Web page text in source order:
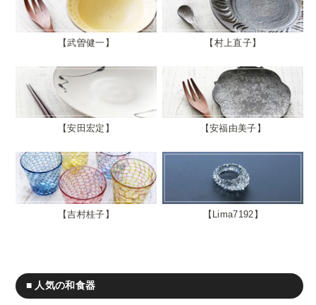
武曽健一 村上直子
安田宏定 安福由美子
吉村桂子 Lima7192
■ 人気の和食器